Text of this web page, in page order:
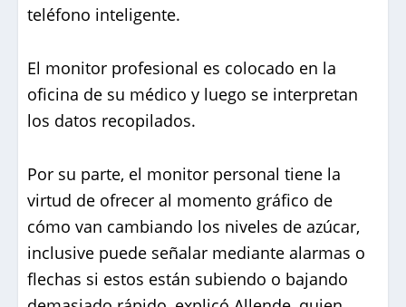
teléfono inteligente.
El monitor profesional es colocado en la
oficina de su médico y luego se interpretan
los datos recopilados.
Por su parte, el monitor personal tiene la
virtud de ofrecer al momento gráfico de
cómo van cambiando los niveles de azúcar,
inclusive puede señalar mediante alarmas o
flechas si estos están subiendo o bajando